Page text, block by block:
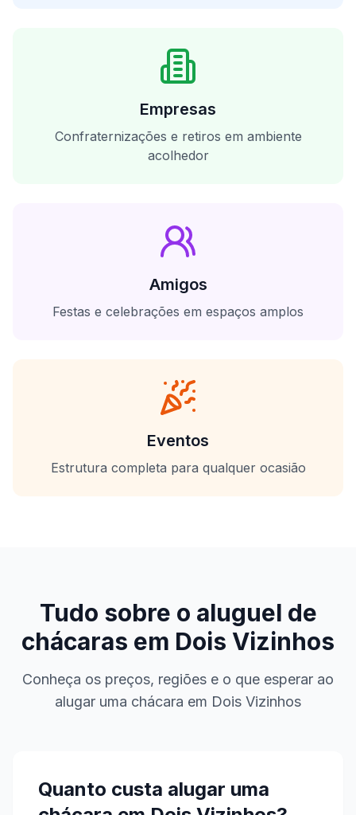
Empresas
Confraternizações e retiros em ambiente
acolhedor
Amigos
Festas e celebrações em espaços amplos
Eventos
Estrutura completa para qualquer ocasião
Tudo sobre o aluguel de
chácaras em Dois Vizinhos
Conheça os preços, regiões e o que esperar ao
alugar uma chácara em Dois Vizinhos
Quanto custa alugar uma